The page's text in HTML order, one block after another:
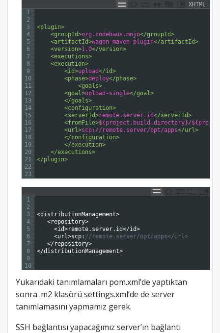
XHTML
1
2
3
4
5
6
7
8
9
10
11
12
13
14
15
16
17
18
19
20
21
22
23
<plugin>
<groupId>org.codehaus.mojo</groupId>
<artifactId>wagon-maven-plugin</artifactId>
<version>1.0</version>
<executions>
<execution>
<id>upload</id>
<phase>deploy</phase>
<goals>
<goal>upload-single</goal>
</goals>
<configuration>
<serverId>remote.server.id</serverId>
<fromFile>${project.build.directory}/
<url>scp://remote.server/opt/apps</url>
</configuration>
</execution>
</executions>
</plugin>
1
2
3
4
5
6
7
8
9
10
<distributionManagement>
<repository>
<id>remote. server. id</id>
<url>scp: //remote.server/opt/apps</url>
</repository>
</distributionManagement>
Yukarıdaki tanımlamaları pom.xml’de yaptıktan
sonra .m2 klasörü settings.xml’de de server
tanımlamasını yapmamız gerek.
SSH bağlantısı yapacağımız server’ın bağlantı